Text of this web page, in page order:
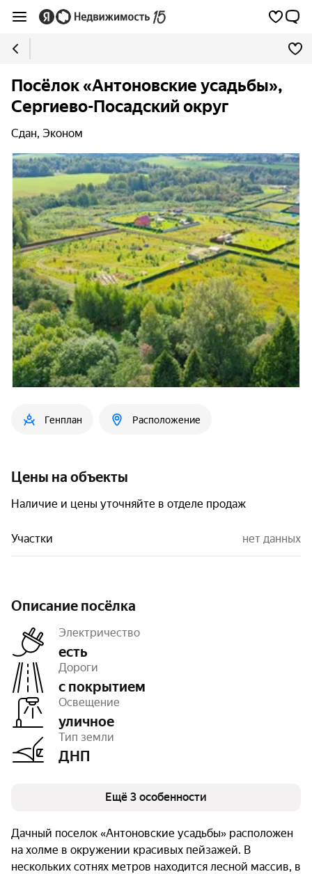
Посёлок «Антоновские усадьбы»,
Сергиево-Посадский округ
Сдан, Эконом
Генплан Расположение
Цены на объекты
Наличие и цены уточняйте в отделе продаж
Участки нет данных
Описание посёлка
Электричество
есть
Дороги
с покрытием
Освещение
уличное
Тип земли
ДНП
Площадь
18 га
Число объектов 48
Очереди
1
Ещё 3 особенности
Дачный поселок «Антоновские усадьбы» расположен
на холме в окружении красивых пейзажей. В
нескольких сотнях метров находится лесной массив, в